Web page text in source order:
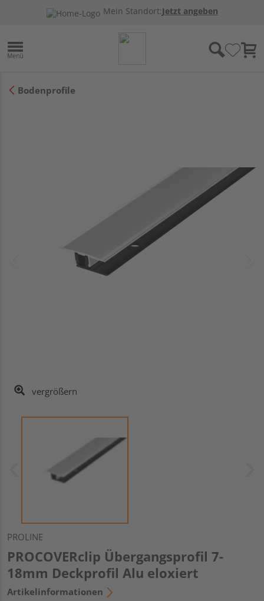
Mein Standort:Jetzt angeben
Bodenprofile
vergrößern
PROLINE
PROCOVERclip Übergangsprofil 7-
18mm Deckprofil Alu eloxiert
Artikelinformationen